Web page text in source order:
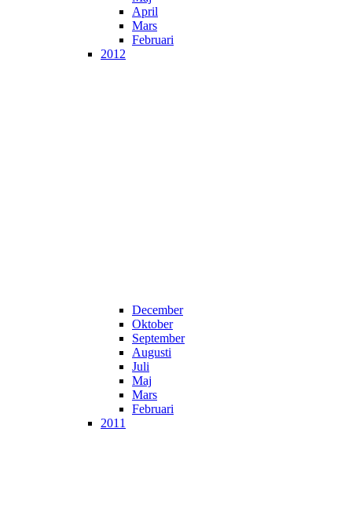
April
Mars
Februari
2012
December
Oktober
September
Augusti
Juli
Maj
Mars
Februari
2011